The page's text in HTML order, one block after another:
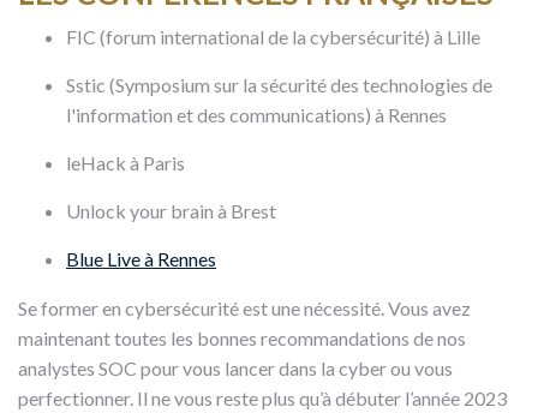
FIC (forum international de la cybersécurité) à Lille
Sstic (Symposium sur la sécurité des technologies de
l'information et des communications) à Rennes
leHack à Paris
Unlock your brain à Brest
Blue Live à Rennes
Se former en cybersécurité est une nécessité. Vous avez
maintenant toutes les bonnes recommandations de nos
analystes SOC pour vous lancer dans la cyber ou vous
perfectionner. Il ne vous reste plus qu’à débuter l’année 2023